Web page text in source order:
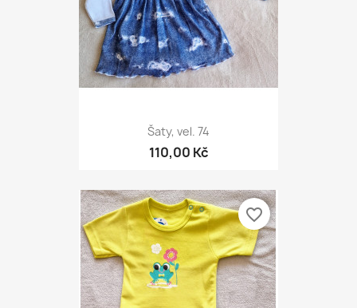
Šaty, vel. 74
110,00 Kč
favorite_border